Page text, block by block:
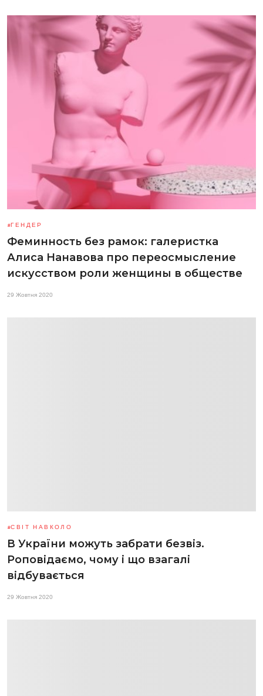
ГЕНДЕР
Феминность без рамок: галеристка
Алиса Нанавова про переосмысление
искусством роли женщины в обществе
29 Жовтня 2020
СВІТ НАВКОЛО
В України можуть забрати безвіз.
Роповідаємо, чому і що взагалі
відбувається
29 Жовтня 2020